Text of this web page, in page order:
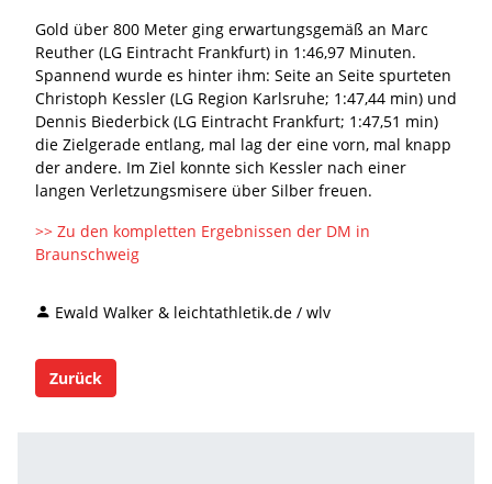
Gold über 800 Meter ging erwartungsgemäß an Marc
Reuther (LG Eintracht Frankfurt) in 1:46,97 Minuten.
Spannend wurde es hinter ihm: Seite an Seite spurteten
Christoph Kessler (LG Region Karlsruhe; 1:47,44 min) und
Dennis Biederbick (LG Eintracht Frankfurt; 1:47,51 min)
die Zielgerade entlang, mal lag der eine vorn, mal knapp
der andere. Im Ziel konnte sich Kessler nach einer
langen Verletzungsmisere über Silber freuen.
>> Zu den kompletten Ergebnissen der DM in
Braunschweig
Ewald Walker & leichtathletik.de / wlv
Zurück